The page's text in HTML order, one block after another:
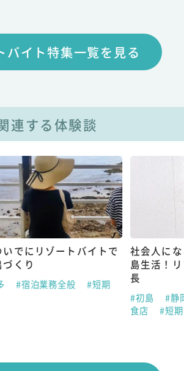
バイト特集一覧を見る
連する体験談
いでにリゾートバイトで
くり
#宿泊業務全般
#短期
社会人に
島生活！
長
#初島
#静
食店
#短